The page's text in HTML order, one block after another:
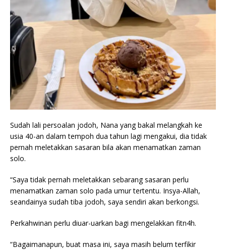
Sudah lali persoalan jodoh, Nana yang bakal melangkah ke
usia 40-an dalam tempoh dua tahun lagi mengakui, dia tidak
pernah meletakkan sasaran bila akan menamatkan zaman
solo.
“Saya tidak pernah meletakkan sebarang sasaran perlu
menamatkan zaman solo pada umur tertentu. Insya-Allah,
seandainya sudah tiba jodoh, saya sendiri akan berkongsi.
Perkahwinan perlu diuar-uarkan bagi mengelakkan fitn4h.
“Bagaimanapun, buat masa ini, saya masih belum terfikir